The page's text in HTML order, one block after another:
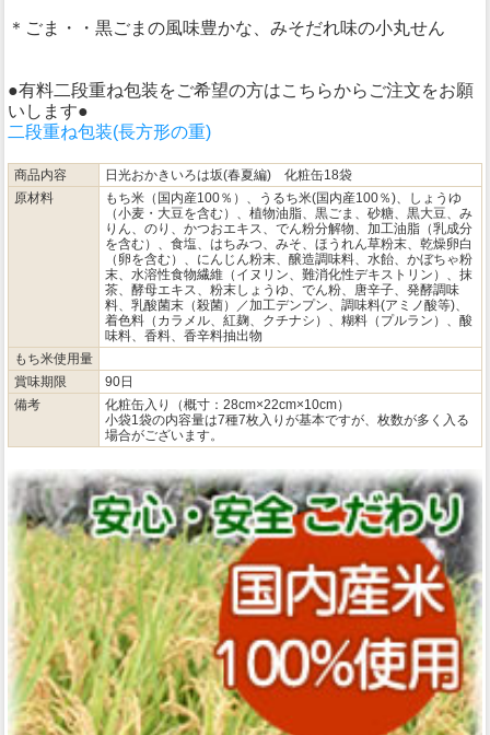
＊ごま・・黒ごまの風味豊かな、みそだれ味の小丸せん
●有料二段重ね包装をご希望の方はこちらからご注文をお願
いします●
二段重ね包装(長方形の重)
商品内容
日光おかきいろは坂(春夏編) 化粧缶18袋
原材料
もち米（国内産100％）、うるち米(国内産100％)、しょうゆ
（小麦・大豆を含む）、植物油脂、黒ごま、砂糖、黒大豆、み
りん、のり、かつおエキス、でん粉分解物、加工油脂（乳成分
を含む）、食塩、はちみつ、みそ、ほうれん草粉末、乾燥卵白
（卵を含む）、にんじん粉末、醸造調味料、水飴、かぼちゃ粉
末、水溶性食物繊維（イヌリン、難消化性デキストリン）、抹
茶、酵母エキス、粉末しょうゆ、でん粉、唐辛子、発酵調味
料、乳酸菌末（殺菌）／加工デンプン、調味料(アミノ酸等)、
着色料（カラメル、紅麹、クチナシ）、糊料（プルラン）、酸
味料、香料、香辛料抽出物
もち米使用量
賞味期限
90日
備考
化粧缶入り（概寸：28cm×22cm×10cm）
小袋1袋の内容量は7種7枚入りが基本ですが、枚数が多く入る
場合がございます。